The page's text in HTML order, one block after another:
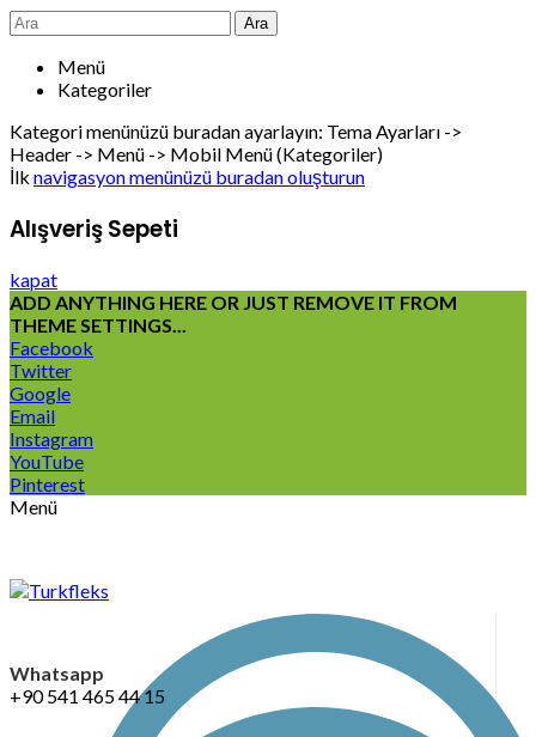
Ara
Menü
Kategoriler
Kategori menünüzü buradan ayarlayın: Tema Ayarları ->
Header -> Menü -> Mobil Menü (Kategoriler)
İlk navigasyon menünüzü buradan oluşturun
Alışveriş Sepeti
kapat
ADD ANYTHING HERE OR JUST REMOVE IT FROM
THEME SETTINGS...
Facebook
Twitter
Google
Email
Instagram
YouTube
Pinterest
Menü
Whatsapp
+90 541 465 44 15